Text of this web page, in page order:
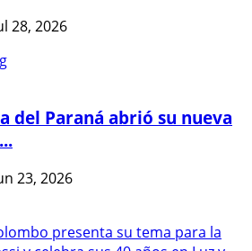
28, 2026
del Paraná abrió su nueva
23, 2026